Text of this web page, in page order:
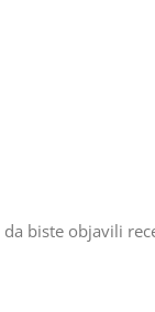
da biste objavili